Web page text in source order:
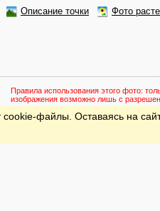
Описание точки
Фото
Правила использования этого фото:
изображения возможно лишь с
файлы. Оставаясь на